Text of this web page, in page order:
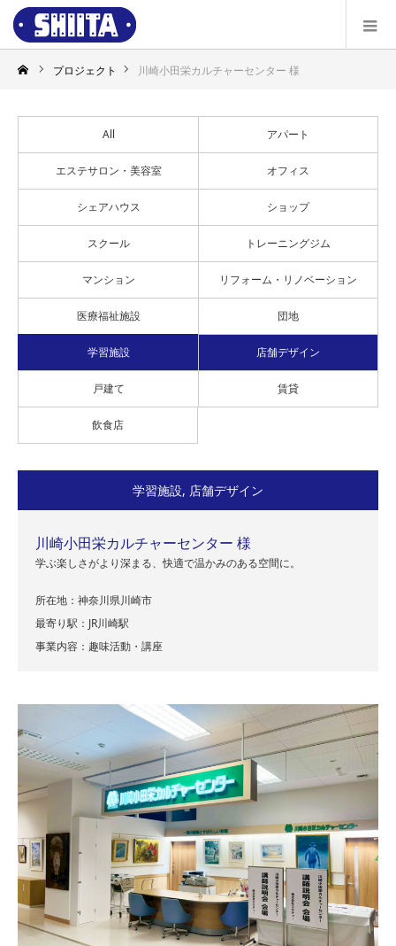
プロジェクト 川崎小田栄カルチャーセンター 様
All アパート
エステサロン・美容室 オフィス
シェアハウス ショップ
スクール トレーニングジム
マンション リフォーム・リノベーション
医療福祉施設 団地
学習施設 店舗デザイン
戸建て 賃貸
飲食店
学習施設, 店舗デザイン
川崎小田栄カルチャーセンター 様
学ぶ楽しさがより深まる、快適で温かみのある空間に。
所在地：神奈川県川崎市
最寄り駅：JR川崎駅
事業内容：趣味活動・講座